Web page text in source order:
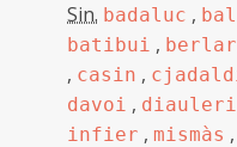
Sin. badaluc ,
batibui ,
, casin ,
davoi , diauleri
infier , mismàs ,